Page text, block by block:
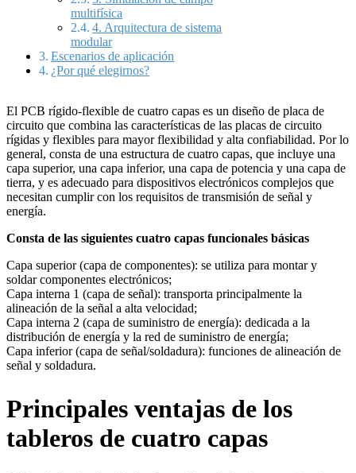
multifísica
4. Arquitectura de sistema
modular
Escenarios de aplicación
¿Por qué elegirnos?
El PCB rígido-flexible de cuatro capas es un diseño de placa de
circuito que combina las características de las placas de circuito
rígidas y flexibles para mayor flexibilidad y alta confiabilidad. Por lo
general, consta de una estructura de cuatro capas, que incluye una
capa superior, una capa inferior, una capa de potencia y una capa de
tierra, y es adecuado para dispositivos electrónicos complejos que
necesitan cumplir con los requisitos de transmisión de señal y
energía.
Consta de las siguientes cuatro capas funcionales básicas
Capa superior (capa de componentes): se utiliza para montar y
soldar componentes electrónicos;
Capa interna 1 (capa de señal): transporta principalmente la
alineación de la señal a alta velocidad;
Capa interna 2 (capa de suministro de energía): dedicada a la
distribución de energía y la red de suministro de energía;
Capa inferior (capa de señal/soldadura): funciones de alineación de
señal y soldadura.
Principales ventajas de los
tableros de cuatro capas